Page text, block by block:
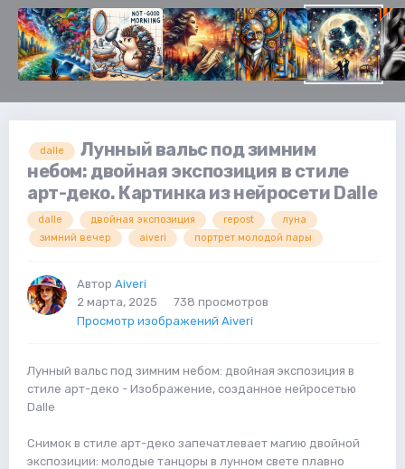
dalle
Лунный вальс под зимним
небом: двойная экспозиция в стиле
арт-деко. Картинка из нейросети Dalle
dalle двойная экспозиция repost
луна
зимний вечер
aiveri портрет молодой пары
Автор Aiveri
2 марта, 2025
738 просмотров
Просмотр изображений Aiveri
Лунный вальс под зимним небом: двойная экспозиция в
стиле арт-деко - Изображение, созданное нейросетью
Dalle
Снимок в стиле арт-деко запечатлевает магию двойной
экспозиции: молодые танцоры в лунном свете плавно